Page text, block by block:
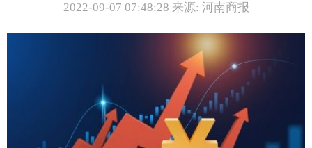
2022-09-07 07:48:28 来源: 河南商报